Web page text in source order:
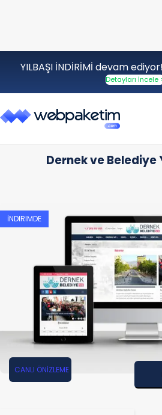
YILBAŞI İNDİRİMİ devam
Detayları İncele
Dernek ve Belediye
İNDIRIMDE
CANLI ÖNİZLEME